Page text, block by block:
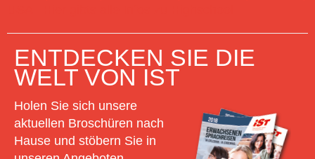
ENTDECKEN SIE DIE
WELT VON IST
Holen Sie sich unsere
aktuellen Broschüren nach
Hause und stöbern Sie in